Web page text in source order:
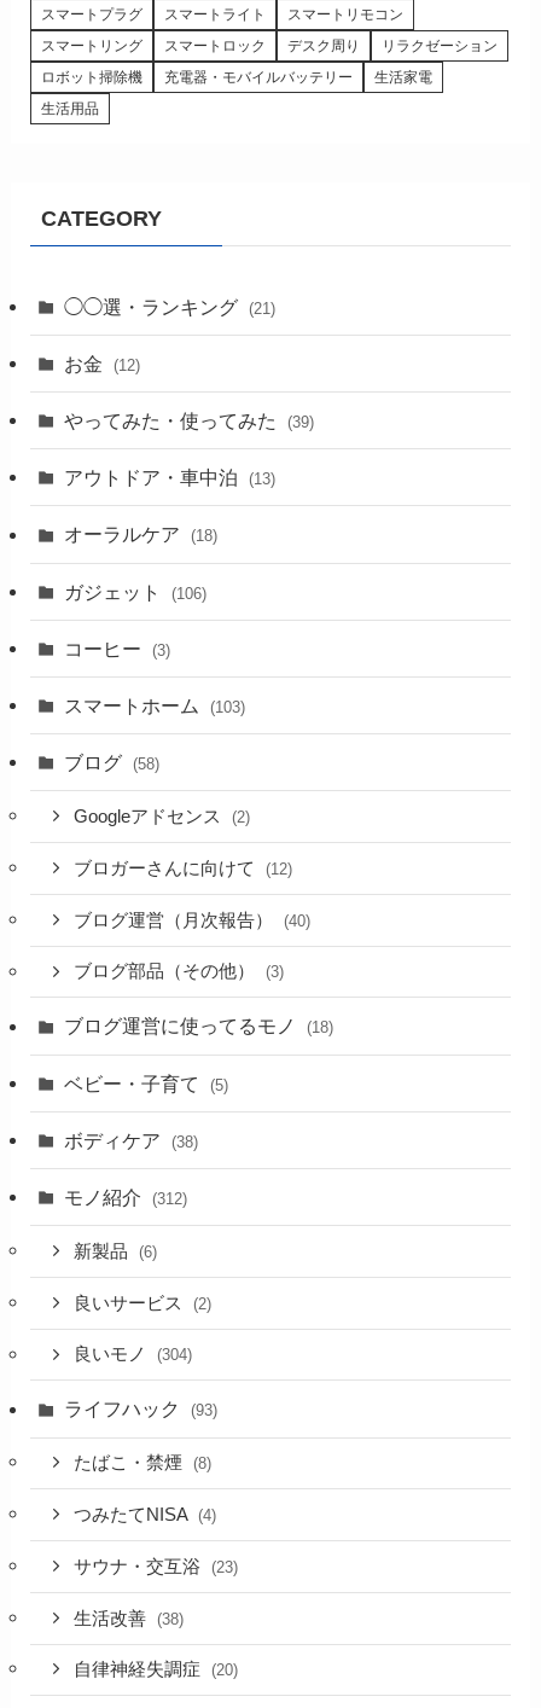
スマートプラグ
スマートライト
スマートリモコン
スマートリング
スマートロック デスク周り
リラクゼーション
ロボット掃除機
充電器・モバイルバッテリー
生活家電
生活用品
CATEGORY
◯◯選・ランキング (21)
お金 (12)
やってみた・使ってみた (39)
アウトドア・車中泊 (13)
オーラルケア (18)
ガジェット (106)
コーヒー (3)
スマートホーム (103)
ブログ (58)
Googleアドセンス (2)
ブロガーさんに向けて (12)
ブログ運営（月次報告） (40)
ブログ部品（その他） (3)
ブログ運営に使ってるモノ (18)
ベビー・子育て (5)
ボディケア (38)
モノ紹介 (312)
新製品 (6)
良いサービス (2)
良いモノ (304)
ライフハック (93)
たばこ・禁煙 (8)
つみたてNISA (4)
サウナ・交互浴 (23)
生活改善 (38)
自律神経失調症 (20)